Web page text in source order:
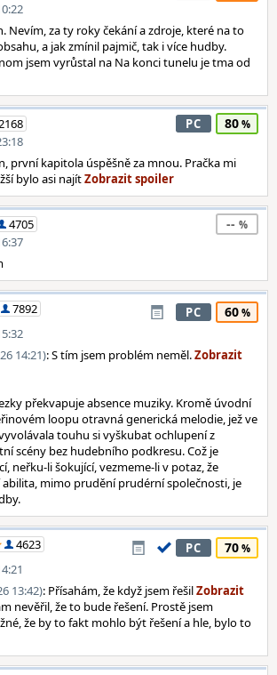
Nevím, za ty roky čekání a zdroje, které na to
a jak zmínil pajmič, tak i více hudby.
jsem vyrůstal na Na konci tunelu je tma od
PC 80
první kapitola úspěšně za mnou. Pračka mi
bylo asi najít
4705
--
7892
PC 60
14:21): S tím jsem problém neměl.
překvapuje absence muziky. Kromě úvodní
loopu otravná generická melodie, jež ve
touhu si vyškubat ochlupení z
scény bez hudebního podkresu. Což je
neřku-li šokující, vezmeme-li v potaz, že
mimo prudění prudérní společnosti, je
4623
PC 70
13:42): Přísahám, že když jsem řešil
nevěřil, že to bude řešení. Prostě jsem
že by to fakt mohlo být řešení a hle, bylo to